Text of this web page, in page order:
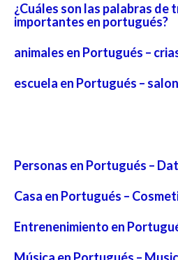
¿Cuáles son las palabras de
importantes en portugués?
animales en Portugués –
escuela en Portugués – salon
Personas en Portugués –
Casa en Portugués –
Entrenenimiento en